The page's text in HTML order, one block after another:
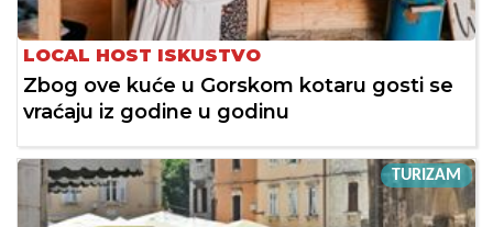
LOCAL HOST ISKUSTVO
Zbog ove kuće u Gorskom kotaru gosti se
vraćaju iz godine u godinu
TURIZAM